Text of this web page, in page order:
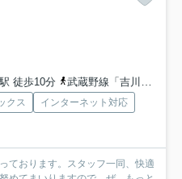
徒歩10分
武蔵野線「吉川」駅 徒歩26分
クス
インターネット対応
ております。スタッフ一同、快適